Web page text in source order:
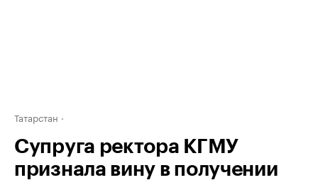
Татарстан
Супруга ректора КГМУ
признала вину в получении